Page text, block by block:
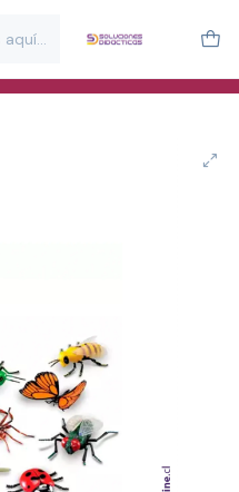
para aulas, terapeutas y